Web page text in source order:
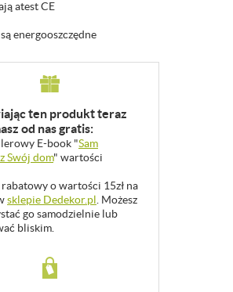
atest CE
energooszczędne
ten produkt teraz
od nas gratis:
E-book "Sam
Swój dom" wartości
o wartości 15zł na
sklepie Dedekor.pl. Możesz
go samodzielnie lub
bliskim.